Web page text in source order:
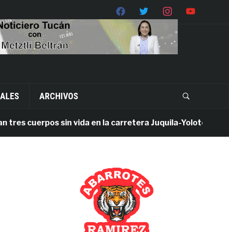
ARCHIVOS
cuerpos sin vida en la carretera Juquila-Yolotepec;